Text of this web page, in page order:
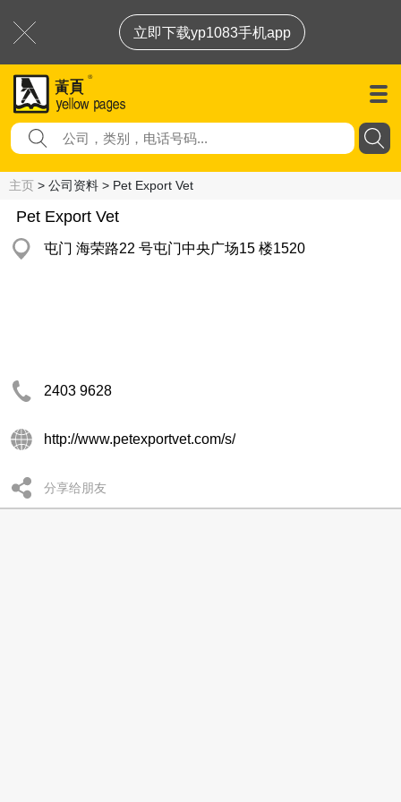
立即下载yp1083手机app
主页 > 公司资料 > Pet Export Vet
Pet Export Vet
屯门 海荣路22 号屯门中央广场15 楼1520
2403 9628
http://www.petexportvet.com/s/
分享给朋友